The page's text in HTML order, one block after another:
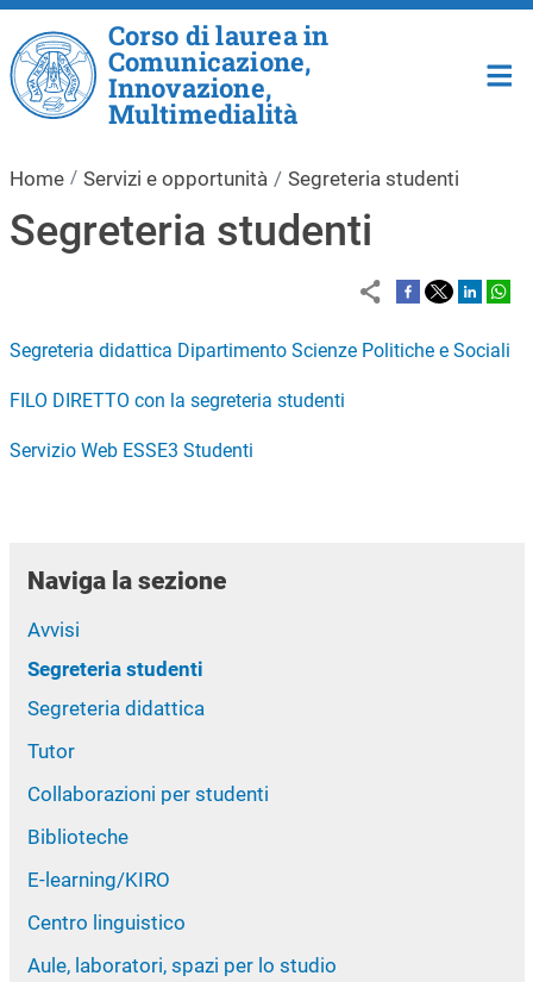
Salta al contenuto principale
Corso di laurea in
Comunicazione,
Innovazione,
Multimedialità
Home Servizi e opportunità Segreteria studenti
Segreteria studenti
Segreteria didattica Dipartimento Scienze Politiche e Sociali
FILO DIRETTO con la segreteria studenti
Servizio Web ESSE3 Studenti
Naviga la sezione
Avvisi
Segreteria studenti
Segreteria didattica
Tutor
Collaborazioni per studenti
Biblioteche
E-learning/KIRO
Centro linguistico
Aule, laboratori, spazi per lo studio